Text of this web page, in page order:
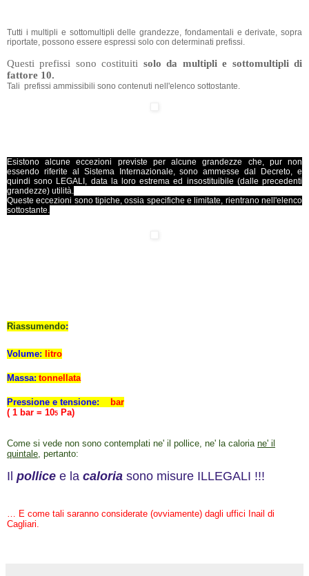
Tutti i multipli e sottomultipli delle grandezze, fondamentali e derivate, sopra
riportate, possono essere espressi solo con determinati prefissi.
Questi prefissi sono costituiti solo da multipli e sottomultipli di
fattore 10.
Tali prefissi ammissibili sono contenuti nell'elenco sottostante.
Esistono alcune eccezioni previste per alcune grandezze che, pur non
essendo riferite al Sistema Internazionale, sono ammesse dal Decreto, e
quindi sono LEGALI, data la loro estrema ed insostituibile (dalle precedenti
grandezze) utilità.
Queste eccezioni sono tipiche, ossia specifiche e limitate, rientrano nell'elenco
sottostante.
Riassumendo:
Volume: litro
Massa: tonnellata
Pressione e tensione:
bar
( 1 bar = 105 Pa)
Come si vede non sono contemplati ne' il pollice, ne' la caloria ne' il
quintale, pertanto:
Il pollice e la caloria sono misure ILLEGALI !!!
… E come tali saranno considerate (ovviamente) dagli uffici Inail di
Cagliari.